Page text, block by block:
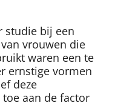
studie bij een
vrouwen die
waren een te
ernstige vormen
deze
aan de factor